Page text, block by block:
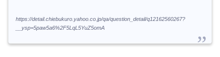
https://detail.chiebukuro.yahoo.co.jp/qa/question_detail/q12162560267?
__ysp=5paw5a6%2F5LqL5YuZ5omA